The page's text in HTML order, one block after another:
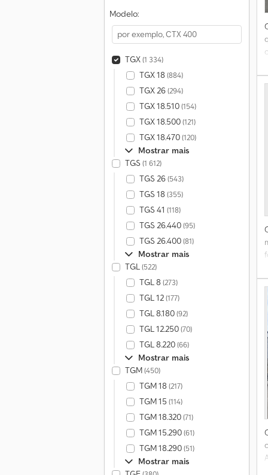
Modelo:
TGX(1 334)
TGX 18 (884)
TGX 26(294)
TGX 18.510(154)
TGX 18.500(121)
TGX 18.470(120)
Mostrar mais
TGS (1 612)
TGS 26(543)
TGS 18 (355)
TGS 41 (118)
TGS 26.440(95)
TGS 26.400(81)
Mostrar mais
TGL(522)
TGL 8 (273)
TGL 12(177)
TGL 8.180(92)
TGL 12.250(70)
TGL 8.220(66)
Mostrar mais
TGM(450)
TGM 18 (217)
TGM 15 (114)
TGM 18.320(71)
TGM 15.290(61)
TGM 18.290(51)
Mostrar mais